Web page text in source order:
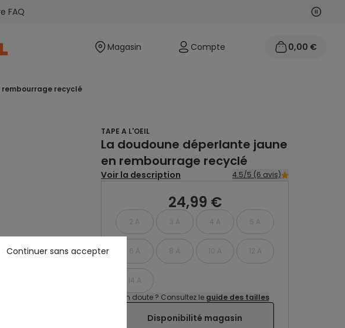
FAQ
Magasin Compte 0,00 €
rembourrage recyclé
TAPE A L'OEIL
La doudoune déperlante jaune
en rembourrage recyclé
Voir la description 4.5/5 (6 avis)
24,99 €
2 A 3 A 4 A 5 A
6 A 8 A 10 A 12 A
14 A
Un doute ? Consultez le guide des tailles
Disponibilité magasin
Continuer sans accepter